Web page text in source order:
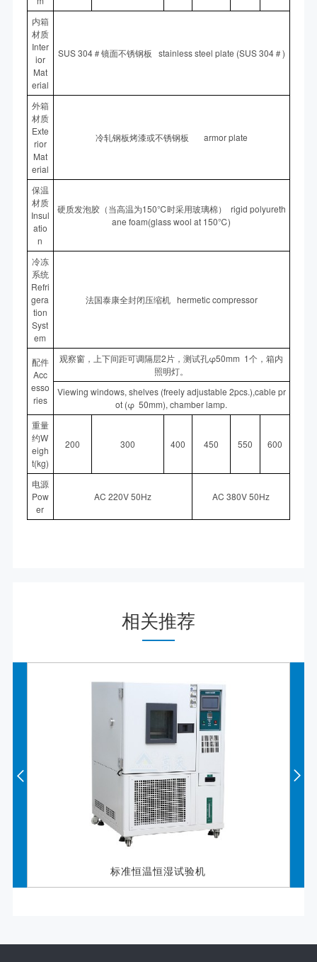
内箱
材质
Inter
ior
Mat
erial
SUS 304＃镜面不锈钢板 stainless steel plate (SUS 304＃)
外箱
材质
Exte
rior
Mat
erial
冷轧钢板烤漆或不锈钢板 armor plate
保温
材质
Insul
atio
n
硬质发泡胶（当高温为150℃时采用玻璃棉） rigid polyureth
ane foam(glass wool at 150℃)
冷冻
系统
Refri
gera
tion
Syst
em
法国泰康全封闭压缩机 hermetic compressor
配件
Acc
esso
ries
观察窗，上下间距可调隔层2片，测试孔φ50mm 1个，箱内
照明灯。
Viewing windows, shelves (freely adjustable 2pcs.),cable pr
ot (φ 50mm), chamber lamp.
重量
约W
eigh
t(kg)
200 300 400 450 550 600
电源
Pow
er
AC 220V 50Hz AC 380V 50Hz
相关推荐
恒温恒湿试验机